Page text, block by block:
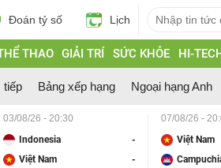
Đoán tỷ số Lịch
THAO GIẢI TRÍ SỨC KHỎE HI-
tiếp Bảng xếp hạng Ngoại hạng Anh
03/08/26 - 20:30
Indonesia
-
Việt Nam
-
07/08/26 -
Việt Nam